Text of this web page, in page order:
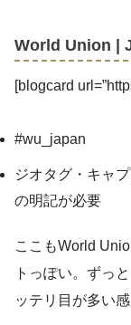
World Union |
[blogcard
#wu_japan
ジオタグ・キャ
の明記が必要
ここもWorld
トっぽい。ずっ
ッテリ目が多い感